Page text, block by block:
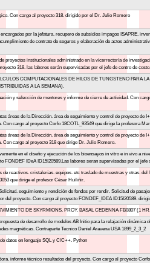
Con cargo al proyecto 318. dirigido por el Dr. Julio Romero
por la jefatura. recupero de subsidios impagos ISAPRE.
de contrato de seguros y elaboración de actos
proyectos institucionales administrado en la vicerrectoría de
318. las labores serán supervisadas por el jefe de centro de
COMPUTACIONALES DE HILOS DE TUNGSTENO PARA
A LA SEMANA).
y selección de mentores y informe de cierre de actividad. Con
áreas de la Dirección. área de seguimiento y control de proyecto de
Con cargo al proyecto Corfo 18COTL_93549 que dirige la profesora
áreas de la Dirección. área de seguimiento y control de proyecto de
Con cargo al proyecto 318 que dirige Dr. Julio Romero.
en el diseño y ejecución de los bioensayos in vitro e in vivo a
FONDEF IDeA ID15I20589.Las labores seran supervisadas por el jefe
de reactivos. cristalerías. equipos. etc traslado de muestras y otras. del
que dirige el profesor César Huiliñir.
seguimiento y rendición de fondos por rendir. Solicitud de
del proyecto. Con cargo al proyecto FONDEF_IDEA ID15I20589.
DE SKYRMIONS. PROY. BASAL CEDENNA FB0807 (1
de desarrollo de modelos AB Initio para la relajación dinámica
magnéticas. Contraparte Tecnico Daniel Aravena USA 1899_2_3_2
datos en lenguaje SQL y C/C++. Python
informe técnico resultados del proyecto. Con cargo al proyecto